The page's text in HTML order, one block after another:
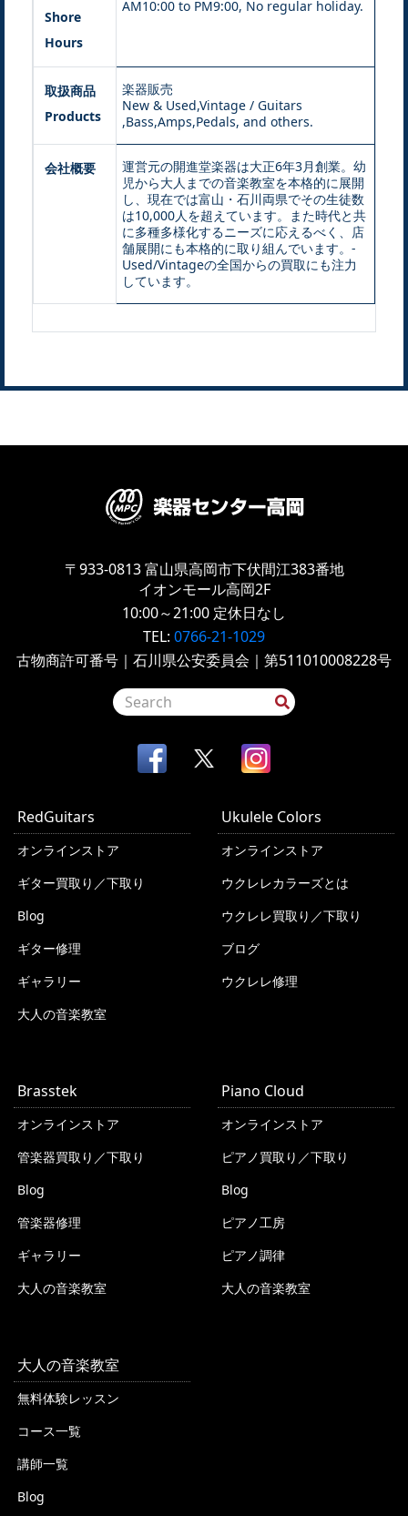
Shore
Hours
AM10:00 to PM9:00, No regular holiday.
取扱商品
Products
楽器販売
New & Used,Vintage / Guitars
,Bass,Amps,Pedals, and others.
会社概要
運営元の開進堂楽器は大正6年3月創業。幼
児から大人までの音楽教室を本格的に展開
し、現在では富山・石川両県でその生徒数
は10,000人を超えています。また時代と共
に多種多様化するニーズに応えるべく、店
舗展開にも本格的に取り組んでいます。-
Used/Vintageの全国からの買取にも注力
しています。
〒933-0813 富山県高岡市下伏間江383番地
イオンモール高岡2F
10:00～21:00 定休日なし
TEL: 0766-21-1029
古物商許可番号｜石川県公安委員会｜第511010008228号
RedGuitars
オンラインストア
ギター買取り／下取り
Blog
ギター修理
ギャラリー
大人の音楽教室
Ukulele Colors
オンラインストア
ウクレレカラーズとは
ウクレレ買取り／下取り
ブログ
ウクレレ修理
Brasstek
オンラインストア
管楽器買取り／下取り
Blog
管楽器修理
ギャラリー
大人の音楽教室
Piano Cloud
オンラインストア
ピアノ買取り／下取り
Blog
ピアノ工房
ピアノ調律
大人の音楽教室
大人の音楽教室
無料体験レッスン
コース一覧
講師一覧
Blog